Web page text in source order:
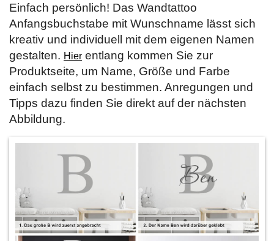
Einfach persönlich! Das Wandtattoo
Anfangsbuchstabe mit Wunschname lässt sich
kreativ und individuell mit dem eigenen Namen
gestalten. Hier entlang kommen Sie zur
Produktseite, um Name, Größe und Farbe
einfach selbst zu bestimmen. Anregungen und
Tipps dazu finden Sie direkt auf der nächsten
Abbildung.